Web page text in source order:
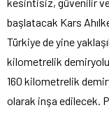
başlatacak Kars
Türkiye de yine
kilometrelik demiryolu
160 kilometrelik
olarak inşa edilecek.